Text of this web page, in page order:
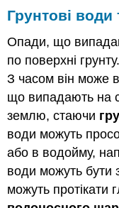
Грунтові води
Опади, що
по поверхні
З часом він може
що випадають на
землю, стаючи
води можуть
або в водойму,
води можуть бути
можуть